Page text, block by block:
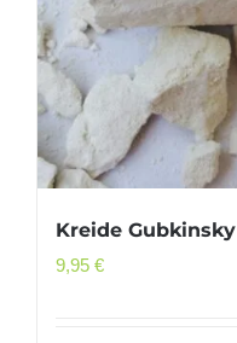
Kreide Gubkinsky
9,95 €